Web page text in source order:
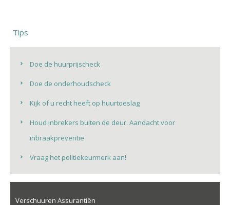
Tips
Doe de huurprijscheck
Doe de onderhoudscheck
Kijk of u recht heeft op huurtoeslag
Houd inbrekers buiten de deur. Aandacht voor
inbraakpreventie
Vraag het politiekeurmerk aan!
Verschuuren Assurantiën